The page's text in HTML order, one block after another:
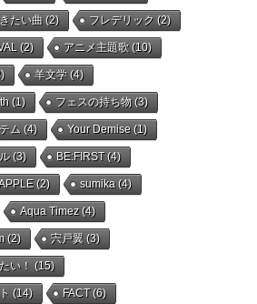
たい曲 (2) フレデリック (2)
(2) アニメ主題歌 (10)
羊文学(4)
(1) フェスの持ち物(3)
ム (4) Your Demise(1)
(3) BE:FIRST(4)
(2) sumika (4)
Aqua Timez(4)
(2) 宍戸翼 (3)
い！ (15)
(14) FACT(6)